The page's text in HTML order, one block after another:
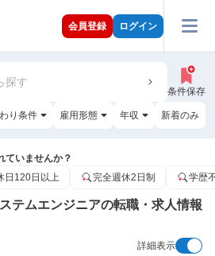
会員登録 ログイン
探す
条件保存
り条件 雇用形態 年収 新着のみ
ていませんか？
日120日以上 完全週休2日制 学歴
テムエンジニアの転職・求人情報
詳細表示